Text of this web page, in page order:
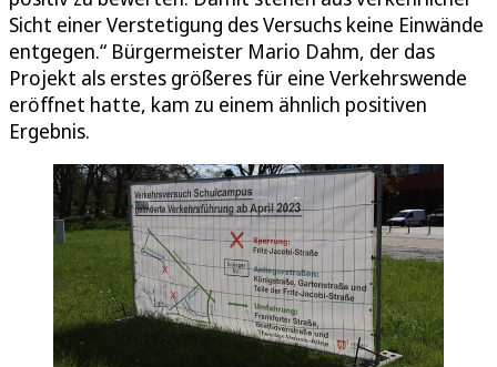
Sicht einer Verstetigung des Versuchs keine Einwände
entgegen.“ Bürgermeister Mario Dahm, der das
Projekt als erstes größeres für eine Verkehrswende
eröffnet hatte, kam zu einem ähnlich positiven
Ergebnis.